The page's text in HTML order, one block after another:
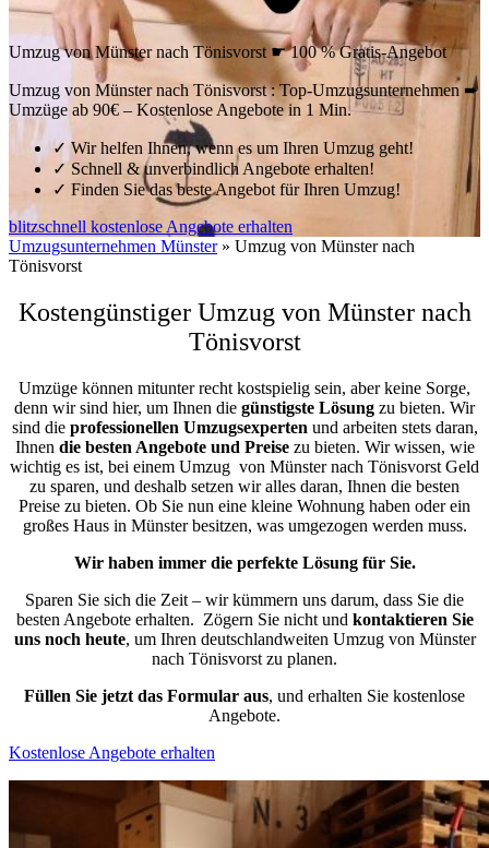
Umzug von Münster nach Tönisvorst ☛ 100 % Gratis-Angebot
Umzug von Münster nach Tönisvorst : Top-Umzugsunternehmen ➨
Umzüge ab 90€ – Kostenlose Angebote in 1 Min.
✓ Wir helfen Ihnen, wenn es um Ihren Umzug geht!
✓Schnell & unverbindlich Angebote erhalten!
✓ Finden Sie das beste Angebot für Ihren Umzug!
blitzschnell kostenlose Angebote erhalten
Umzugsunternehmen Münster» Umzug von Münster nach
Tönisvorst
Kostengünstiger Umzug von Münster nach
Tönisvorst
Umzüge können mitunter recht kostspielig sein, aber keine Sorge,
denn wir sind hier, um Ihnen die günstigste Lösung zu bieten. Wir
sind die professionellen Umzugsexperten und arbeiten stets daran,
Ihnen die besten Angebote und Preisezu bieten. Wir wissen, wie
wichtig es ist, bei einem Umzug von Münster nach Tönisvorst Geld
zu sparen, und deshalb setzen wir alles daran, Ihnen die besten
Preise zu bieten. Ob Sie nun eine kleine Wohnung haben oder ein
großes Haus in Münster besitzen, was umgezogen werden muss.
Wir haben immer die perfekte Lösung für Sie.
Sparen Sie sich die Zeit – wir kümmern uns darum, dass Sie die
besten Angebote erhalten. Zögern Sie nicht und kontaktieren Sie
uns noch heute, um Ihren deutschlandweiten Umzug von Münster
nach Tönisvorst zu planen.
Füllen Sie jetzt das Formular aus, und erhalten Sie kostenlose
Angebote.
Kostenlose Angebote erhalten